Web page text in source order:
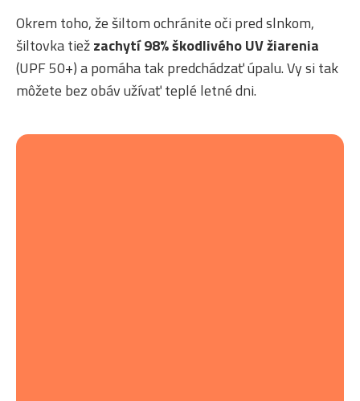
Okrem toho, že šiltom ochránite oči pred slnkom,
šiltovka tiežzachytí 98% škodlivého UV žiarenia
(UPF 50+) a pomáha tak predchádzať úpalu. Vy si tak
môžete bez obáv užívať teplé letné dni.